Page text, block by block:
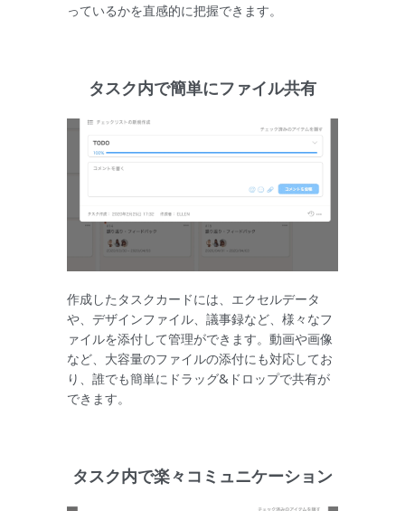
っているかを直感的に把握できます。
タスク内で簡単にファイル共有
作成したタスクカードには、エクセルデータ
や、デザインファイル、議事録など、様々なフ
ァイルを添付して管理ができます。動画や画像
など、大容量のファイルの添付にも対応してお
り、誰でも簡単にドラッグ&ドロップで共有が
できます。
タスク内で楽々コミュニケーション